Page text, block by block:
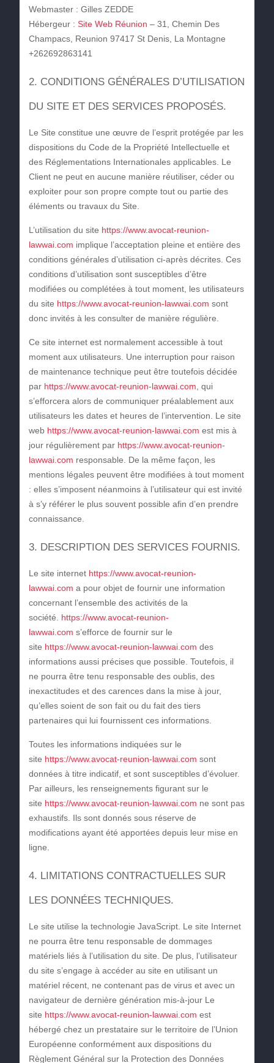
Webmaster: Gilles ZEDDE
Hébergeur: Site Web Réunion – 31, Chemin Des
Champacs, Reunion 97417 St Denis, La Montagne
+262692863141
2. CONDITIONS GÉNÉRALES D’UTILISATION
DU SITE ET DES SERVICES PROPOSÉS.
Le Site constitue une œuvre de l’esprit protégée par les
dispositions du Code de la Propriété Intellectuelle et
des Réglementations Internationales applicables. Le
Client ne peut en aucune manière réutiliser, céder ou
exploiter pour son propre compte tout ou partie des
éléments ou travaux du Site.
L’utilisation du site https://www.avocat-reunion-
lawwai.com implique l’acceptation pleine et entière des
conditions générales d’utilisation ci-après décrites. Ces
conditions d’utilisation sont susceptibles d’être
modifiées ou complétées à tout moment, les utilisateurs
du site https://www.avocat-reunion-lawwai.com sont
donc invités à les consulter de manière régulière.
Ce site internet est normalement accessible à tout
moment aux utilisateurs. Une interruption pour raison
de maintenance technique peut être toutefois décidée
par https://www.avocat-reunion-lawwai.com , qui
s’efforcera alors de communiquer préalablement aux
utilisateurs les dates et heures de l’intervention. Le site
web https://www.avocat-reunion-lawwai.com est mis à
jour régulièrement par https://www.avocat-reunion-
lawwai.com responsable. De la même façon, les
mentions légales peuvent être modifiées à tout moment
: elles s’imposent néanmoins à l’utilisateur qui est invité
à s’y référer le plus souvent possible afin d’en prendre
connaissance.
3. DESCRIPTION DES SERVICES FOURNIS.
Le site internet https://www.avocat-reunion-
lawwai.com a pour objet de fournir une information
concernant l’ensemble des activités de la
société. https://www.avocat-reunion-
lawwai.com s’efforce de fournir sur le
site https://www.avocat-reunion-lawwai.com des
informations aussi précises que possible. Toutefois, il
ne pourra être tenu responsable des oublis, des
inexactitudes et des carences dans la mise à jour,
qu’elles soient de son fait ou du fait des tiers
partenaires qui lui fournissent ces informations.
Toutes les informations indiquées sur le
site https://www.avocat-reunion-lawwai.com sont
données à titre indicatif, et sont susceptibles d’évoluer.
Par ailleurs, les renseignements figurant sur le
site https://www.avocat-reunion-lawwai.com ne sont pas
exhaustifs. Ils sont donnés sous réserve de
modifications ayant été apportées depuis leur mise en
ligne.
4. LIMITATIONS CONTRACTUELLES SUR
LES DONNÉES TECHNIQUES.
Le site utilise la technologie JavaScript. Le site Internet
ne pourra être tenu responsable de dommages
matériels liés à l’utilisation du site. De plus, l’utilisateur
du site s’engage à accéder au site en utilisant un
matériel récent, ne contenant pas de virus et avec un
navigateur de dernière génération mis-à-jour Le
site https://www.avocat-reunion-lawwai.com est
hébergé chez un prestataire sur le territoire de l’Union
Européenne conformément aux dispositions du
Règlement Général sur la Protection des Données